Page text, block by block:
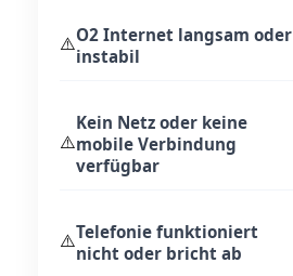
⚠️O2 Internet langsam oder
instabil
⚠️
Kein Netz oder keine
mobile Verbindung
verfügbar
⚠️Telefonie funktioniert
nicht oder bricht ab